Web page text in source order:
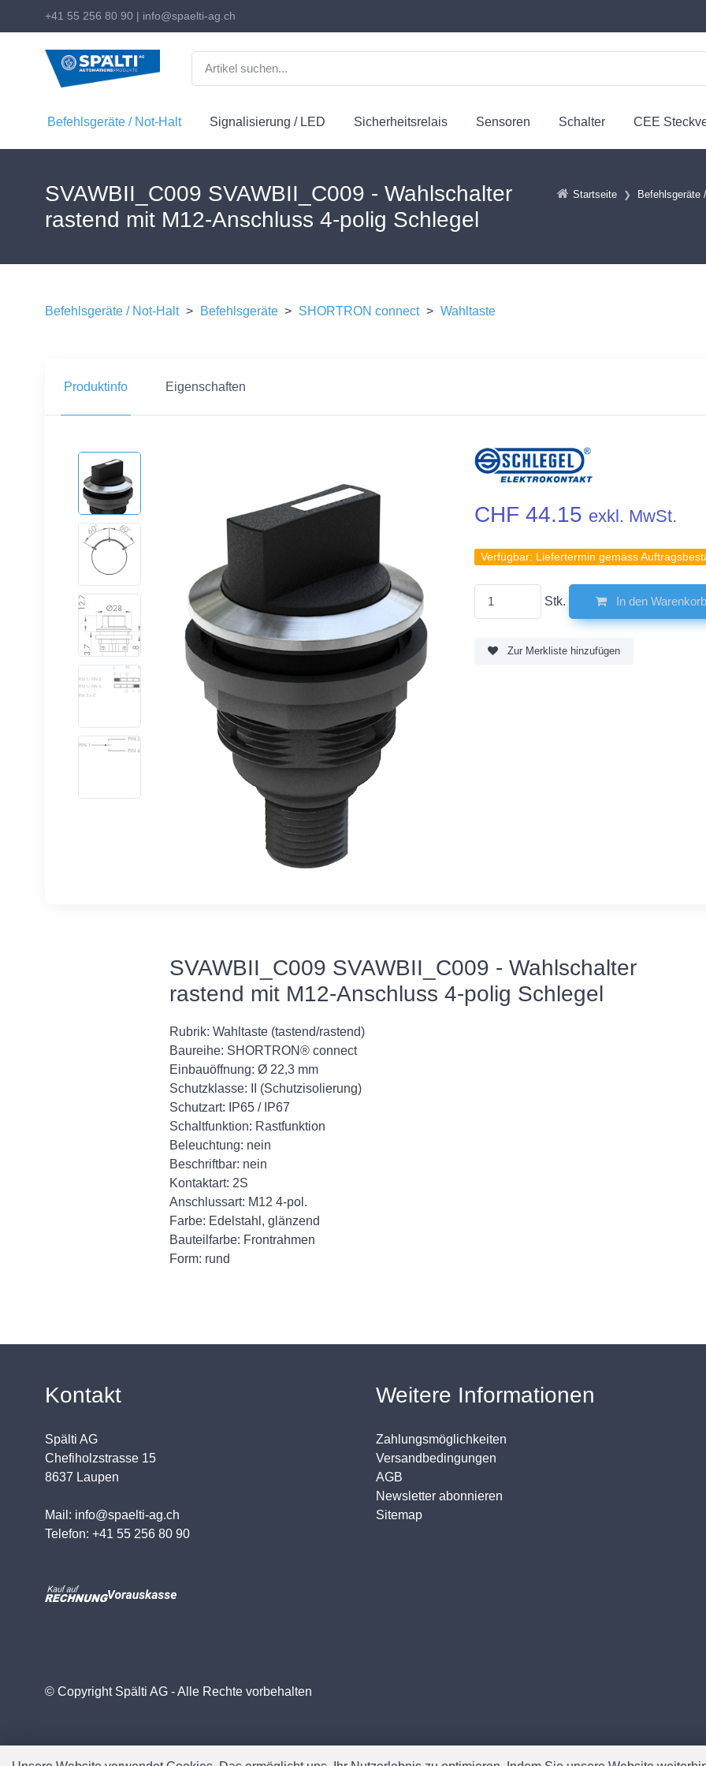
+41 55 256 80 90 | info@spaelti-ag.ch
Befehlsgeräte / Not-Halt Signalisierung / LED Sicherheitsrelais Sensoren Schalter CEE
Startseite Befehlsgeräte
SVAWBII_C009 SVAWBII_C009 - Wahlschalter
rastend mit M12-Anschluss 4-polig Schlegel
Befehlsgeräte / Not-Halt > Befehlsgeräte > SHORTRON connect > Wahltaste
Produktinfo Eigenschaften
CHF 44.15 exkl. MwSt.
Verfügbar: Liefertermin gemäss
Stk. In den Warenkorb
Zur Merkliste hinzufügen
SVAWBII_C009 SVAWBII_C009 - Wahlschalter
rastend mit M12-Anschluss 4-polig Schlegel
Rubrik: Wahltaste (tastend/rastend)
Baureihe: SHORTRON® connect
Einbauöffnung: Ø 22,3 mm
Schutzklasse: II (Schutzisolierung)
Schutzart: IP65 / IP67
Schaltfunktion: Rastfunktion
Beleuchtung: nein
Beschriftbar: nein
Kontaktart: 2S
Anschlussart: M12 4-pol.
Farbe: Edelstahl, glänzend
Bauteilfarbe: Frontrahmen
Form: rund
Kontakt
Spälti AG
Chefiholzstrasse 15
8637 Laupen
Mail: info@spaelti-ag.ch
Telefon: +41 55 256 80 90
Weitere Informationen
Zahlungsmöglichkeiten
Versandbedingungen
AGB
Newsletter abonnieren
Sitemap
© Copyright Spälti AG - Alle Rechte vorbehalten